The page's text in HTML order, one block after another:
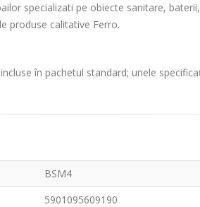
specializati pe obiecte sanitare,
produse calitative Ferro.
în pachetul standard; unele
BSM4
5901095609190